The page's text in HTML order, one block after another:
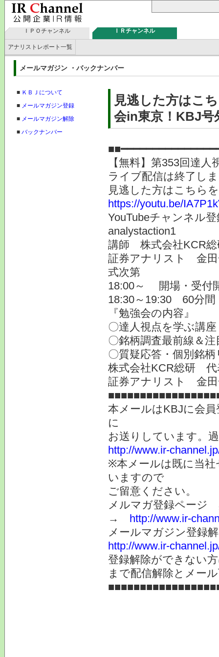
ＩＰＯチャンネル ＩＲチャンネル
アナリストレポート一覧
メールマガジン ・バックナンバー
■ ＫＢＪについて
■ メールマガジン登録
■ メールマガジン解除
■ バックナンバー
見逃した方はこ
会in東京！KBJ号
【無料】第353回達
ライブ配信は終了し
見逃した方はこちら
https://youtu.be/
YouTubeチャンネル
analystaction1
講師 株式会社KCR
証券アナリスト 金
式次第
18:00～ 開場・受
18:30～19:30 60分間
『勉強会の内容』
〇達人視点を学ぶ講
〇銘柄調査最前線
〇質疑応答・個別銘
株式会社KCR総研 代
証券アナリスト 金
本メールはKBJに会
に
お送りしています。
http://www.ir-
※本メールは既に当
いますので
ご留意ください。
メルマガ登録ページ
→ http://www.ir-
メールマガジン登録
http://www.ir-
登録解除ができない
まで配信解除とメー